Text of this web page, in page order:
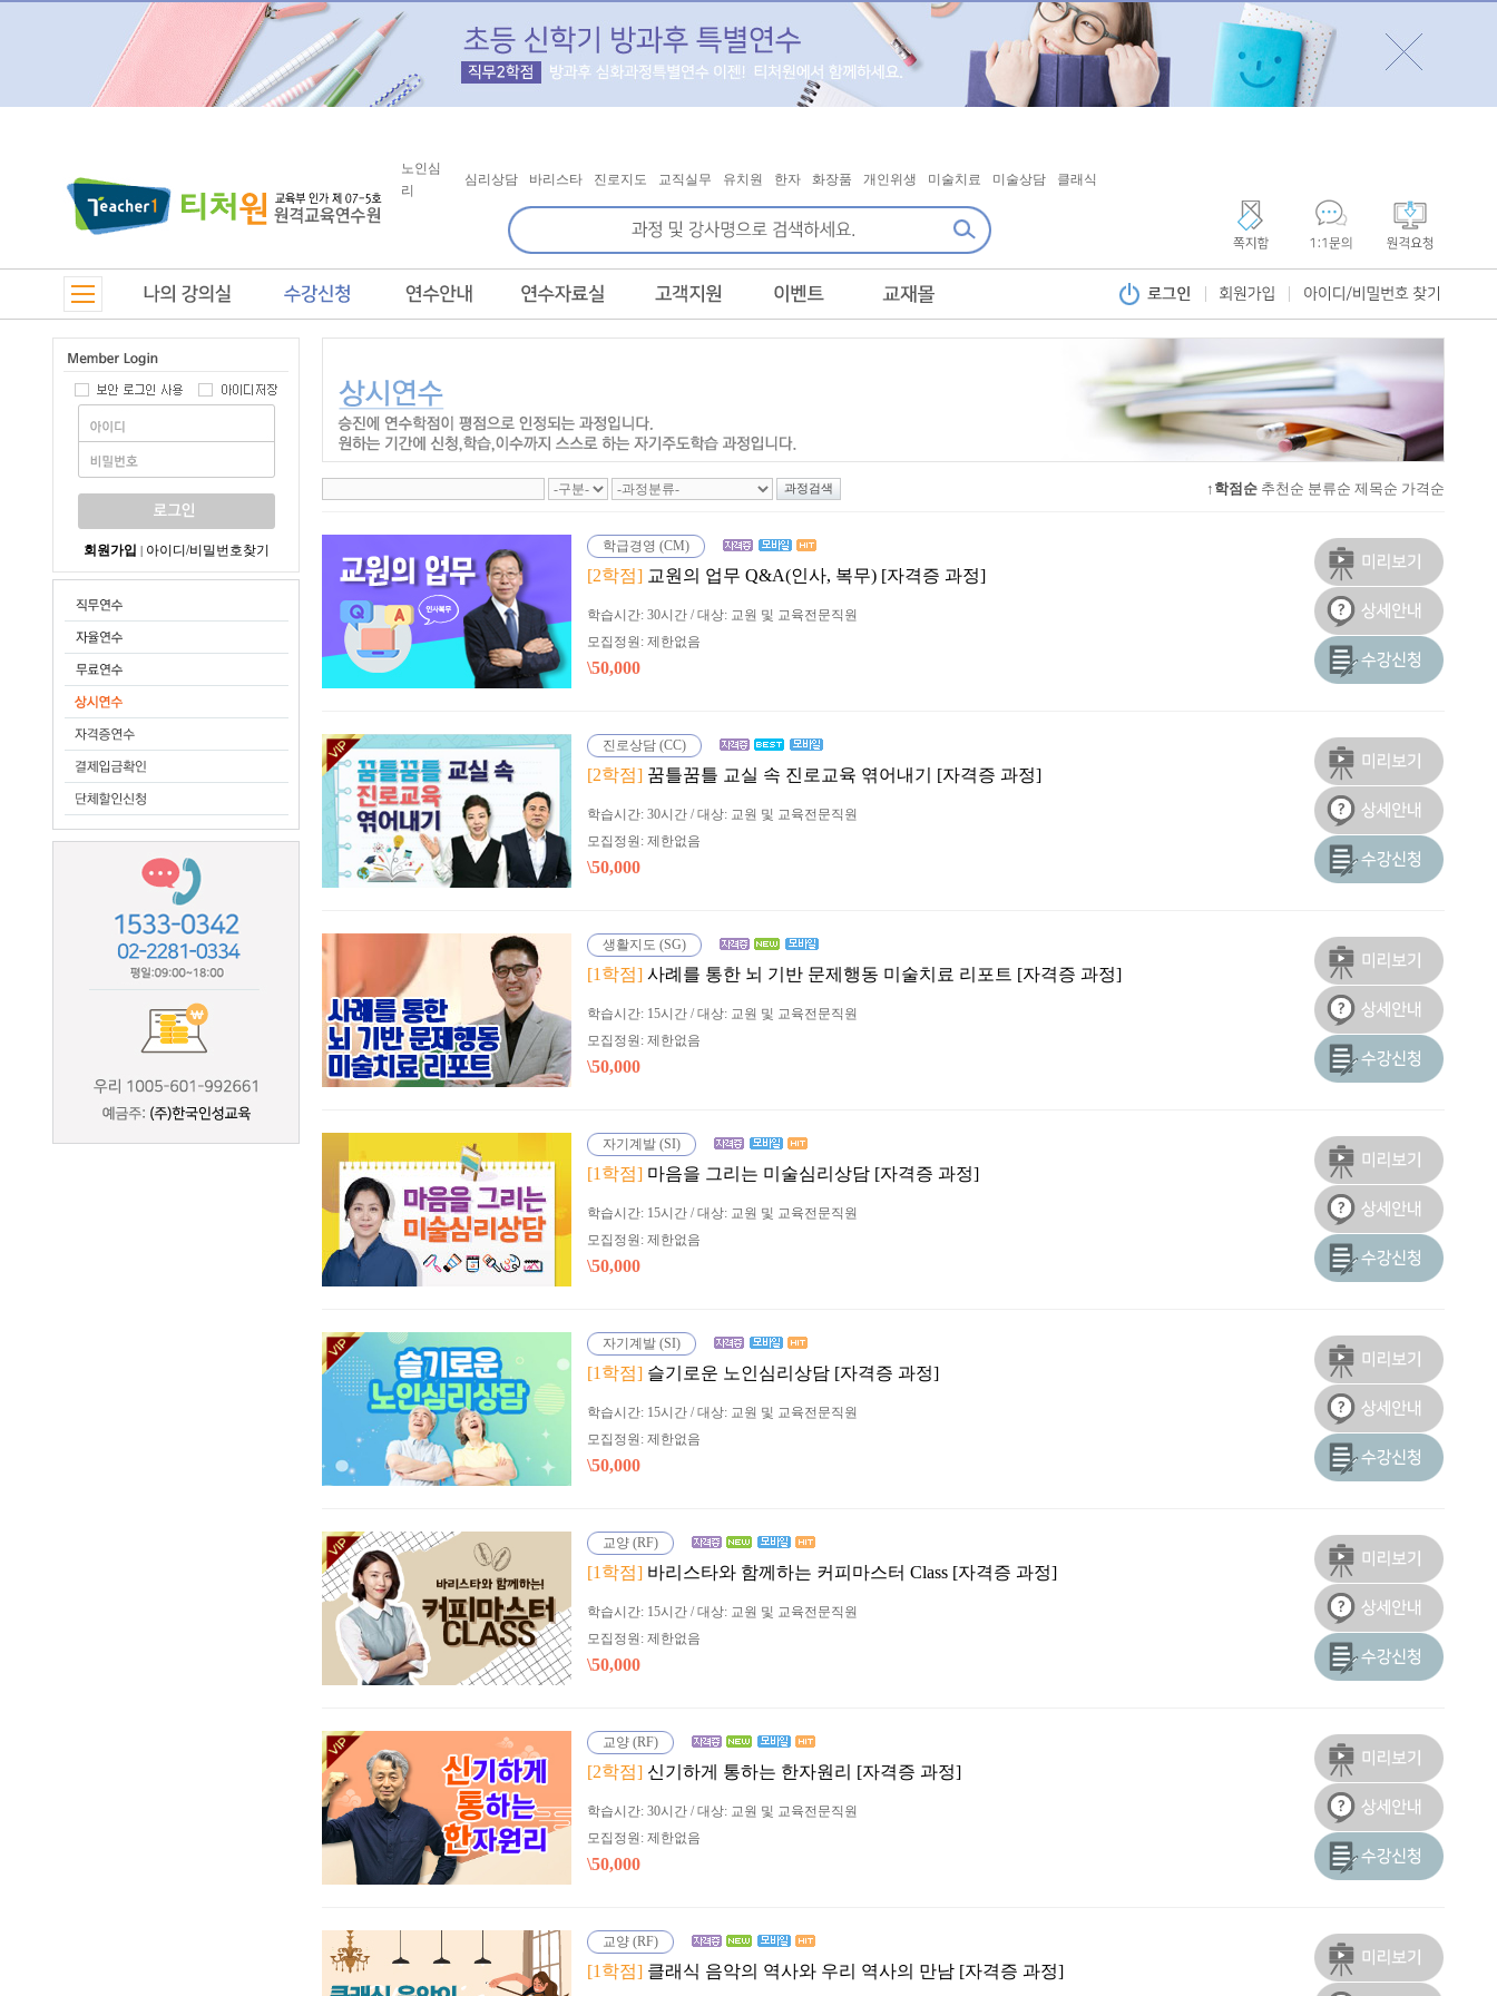
노인심
리
심리상담 바리스타 진로지도 교직실무 유치원 한자 화장품 개인위생 미술치료 미술상담 클래식
회원가입 아이디/비밀번호찾기
↑학점순 추천순 분류순 제목순 가격순
학급경영 (CM)
[2학점] 교원의 업무 Q&A(인사, 복무) [자격증 과정]
학습시간: 30시간 / 대상: 교원 및 교육전문직원
모집정원: 제한없음
\50,000
진로상담 (CC)
[2학점] 꿈틀꿈틀 교실 속 진로교육 엮어내기 [자격증 과정]
학습시간: 30시간 / 대상: 교원 및 교육전문직원
모집정원: 제한없음
\50,000
생활지도 (SG)
[1학점] 사례를 통한 뇌 기반 문제행동 미술치료 리포트 [자격증 과정]
학습시간: 15시간 / 대상: 교원 및 교육전문직원
모집정원: 제한없음
\50,000
자기계발 (SI)
[1학점] 마음을 그리는 미술심리상담 [자격증 과정]
학습시간: 15시간 / 대상: 교원 및 교육전문직원
모집정원: 제한없음
\50,000
자기계발 (SI)
[1학점] 슬기로운 노인심리상담 [자격증 과정]
학습시간: 15시간 / 대상: 교원 및 교육전문직원
모집정원: 제한없음
\50,000
교양 (RF)
[1학점] 바리스타와 함께하는 커피마스터 Class [자격증 과정]
학습시간: 15시간 / 대상: 교원 및 교육전문직원
모집정원: 제한없음
\50,000
교양 (RF)
[2학점] 신기하게 통하는 한자원리 [자격증 과정]
학습시간: 30시간 / 대상: 교원 및 교육전문직원
모집정원: 제한없음
\50,000
교양 (RF)
[1학점] 클래식 음악의 역사와 우리 역사의 만남 [자격증 과정]